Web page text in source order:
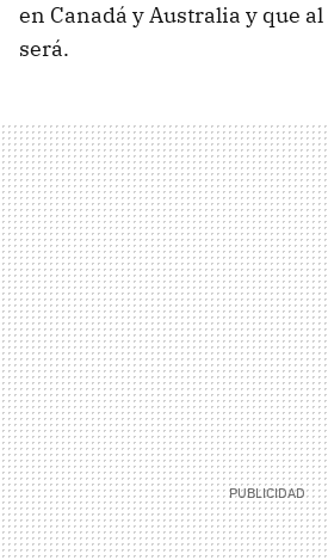
en Canadá y Australia y que
será.